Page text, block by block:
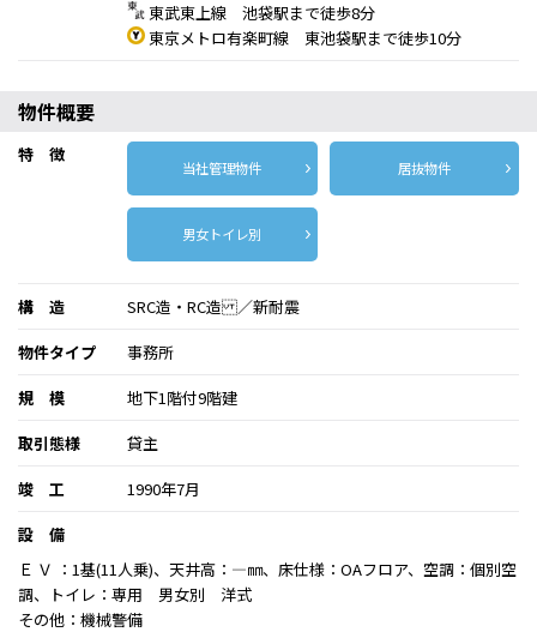
東武東上線 池袋駅まで徒歩8分
東京メトロ有楽町線 東池袋駅まで徒歩10分
物件概要
特 徴
当社管理物件 居抜物件
男女トイレ別
構 造
SRC造・RC造 ／新耐震
物件タイプ
事務所
規 模
地下1階付9階建
取引態様
貸主
竣 工
1990年7月
設 備
Ｅ Ｖ ：1基(11人乗)、天井高：―㎜、床仕様：OAフロア、空調：個別空
調、トイレ：専用 男女別 洋式
その他：機械警備